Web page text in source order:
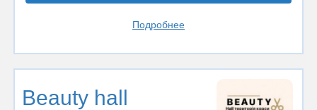
Подробнее
Beauty hall